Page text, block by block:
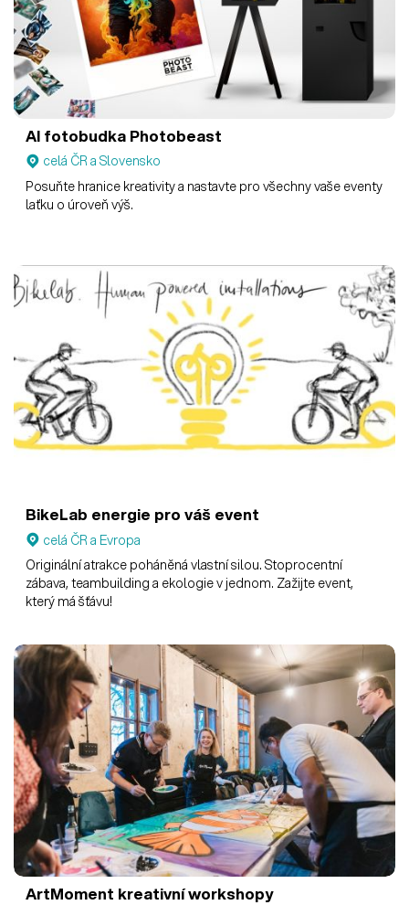
AI fotobudka Photobeast
celá ČR a Slovensko
Posuňte hranice kreativity a nastavte pro všechny vaše eventy
laťku o úroveň výš.
BikeLab energie pro váš event
celá ČR a Evropa
Originální atrakce poháněná vlastní silou. Stoprocentní
zábava, teambuilding a ekologie v jednom. Zažijte event,
který má šťávu!
ArtMoment kreativní workshopy